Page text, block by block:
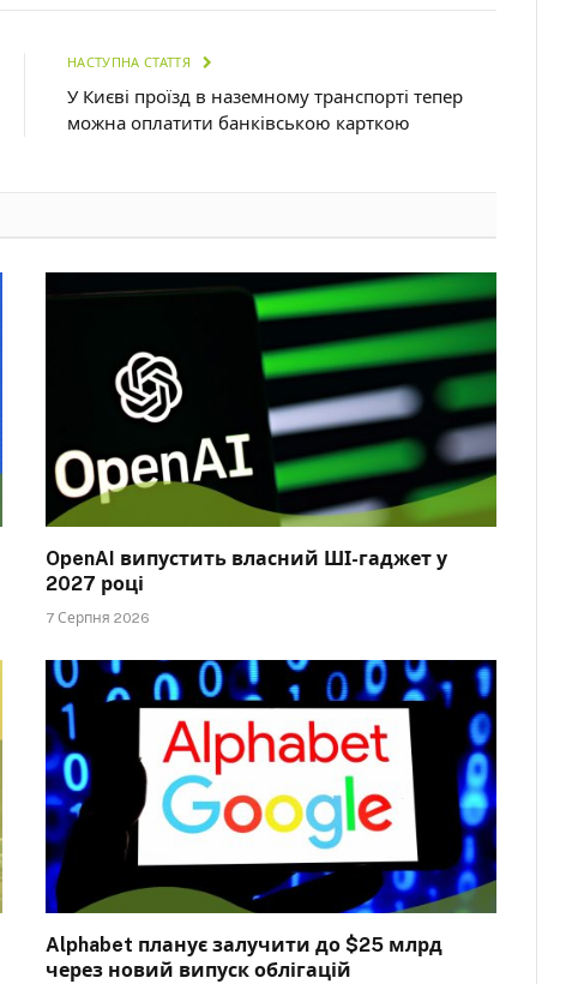
НАСТУПНА СТАТТЯ
У Києві проїзд в наземному транспорті тепер
можна оплатити банківською карткою
OpenAI випустить власний ШІ-гаджет у
2027 році
7 Серпня 2026
Alphabet планує залучити до $25 млрд
через новий випуск облігацій